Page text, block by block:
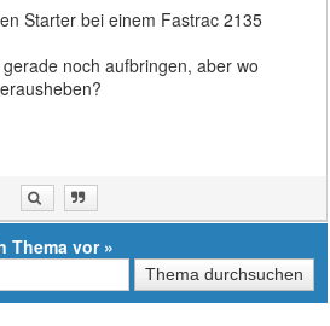
Starter bei einem Fastrac 2135
noch aufbringen, aber wo
Thema vor»